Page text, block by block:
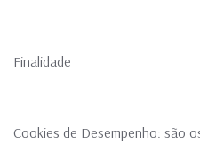
Finalidade
Cookies de Desempenho: são